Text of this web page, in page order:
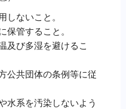
しないこと。
保管すること。
及び多湿を避けるこ
公共団体の条例等に従
水系を汚染しないよう